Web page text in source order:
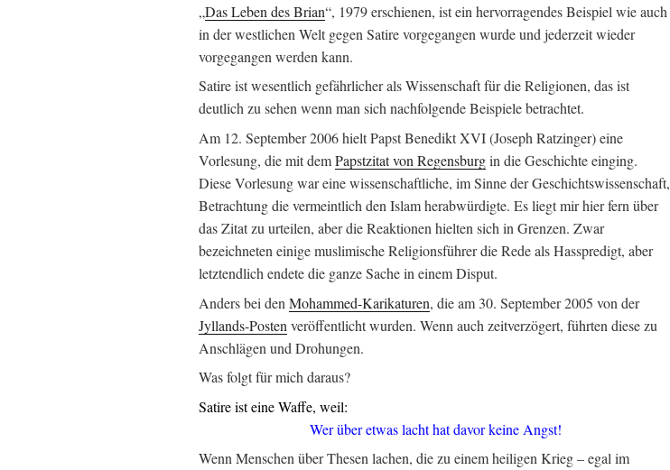
„Das Leben des Brian“, 1979 erschienen, ist ein hervorragendes Beispiel wie auch
in der westlichen Welt gegen Satire vorgegangen wurde und jederzeit wieder
vorgegangen werden kann.
Satire ist wesentlich gefährlicher als Wissenschaft für die Religionen, das ist
deutlich zu sehen wenn man sich nachfolgende Beispiele betrachtet.
Am 12. September 2006 hielt Papst Benedikt XVI (Joseph Ratzinger) eine
Vorlesung, die mit demPapstzitat von Regensburgin die Geschichte einging.
Diese Vorlesung war eine wissenschaftliche, im Sinne der Geschichtswissenschaft,
Betrachtung die vermeintlich den Islam herabwürdigte. Es liegt mir hier fern über
das Zitat zu urteilen, aber die Reaktionen hielten sich in Grenzen. Zwar
bezeichneten einige muslimische Religionsführer die Rede als Hasspredigt, aber
letztendlich endete die ganze Sache in einem Disput.
Anders bei den Mohammed-Karikaturen, die am 30. September 2005 von der
Jyllands-Posten veröffentlicht wurden. Wenn auch zeitverzögert, führten diese zu
Anschlägen und Drohungen.
Was folgt für mich daraus?
Satire ist eine Waffe, weil:
Wer über etwas lacht hat davor keine Angst!
Wenn Menschen über Thesen lachen, die zu einem heiligen Krieg – egal im